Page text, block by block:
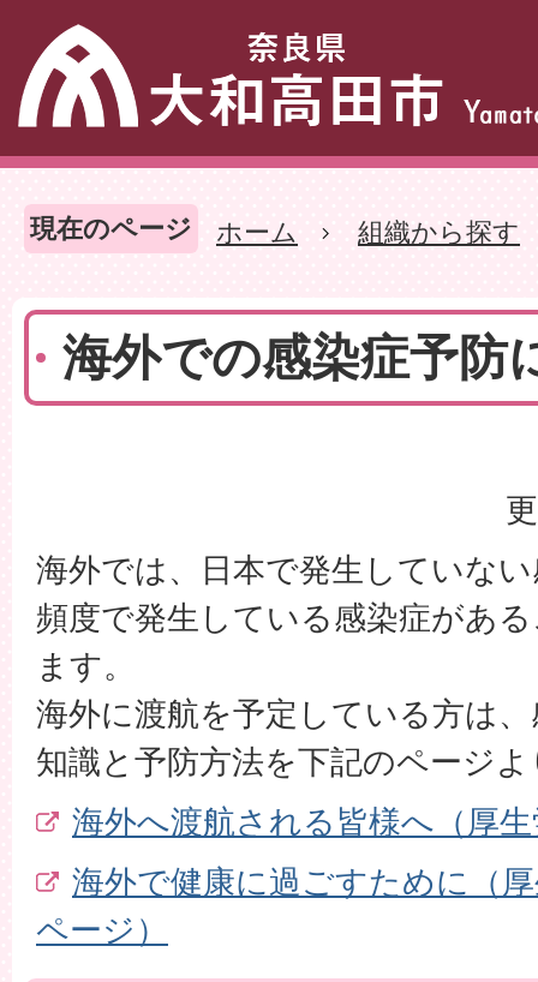
現在のページ ホーム 組織から探す
海外での感染症予防
海外では、日本で発生していな
頻度で発生している感染症があ
ます。
海外に渡航を予定している方は
知識と予防方法を下記のページ
海外へ渡航される皆様へ（厚
海外で健康に過ごすために（
ページ）